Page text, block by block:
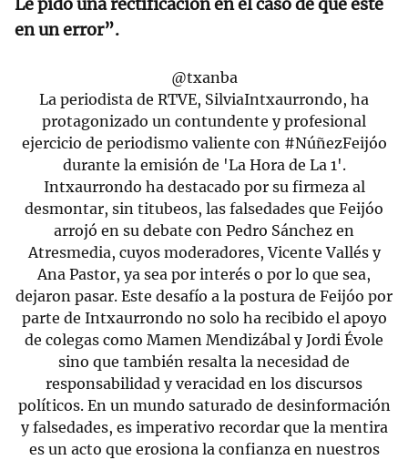
en un error”.
@txanba
La periodista de RTVE, SilviaIntxaurrondo, ha
protagonizado un contundente y profesional
ejercicio de periodismo valiente con #NúñezFeijóo
durante la emisión de 'La Hora de La 1'.
Intxaurrondo ha destacado por su firmeza al
desmontar, sin titubeos, las falsedades que Feijóo
arrojó en su debate con Pedro Sánchez en
Atresmedia, cuyos moderadores, Vicente Vallés y
Ana Pastor, ya sea por interés o por lo que sea,
dejaron pasar. Este desafío a la postura de Feijóo por
parte de Intxaurrondo no solo ha recibido el apoyo
de colegas como Mamen Mendizábal y Jordi Évole
sino que también resalta la necesidad de
responsabilidad y veracidad en los discursos
políticos. En un mundo saturado de desinformación
y falsedades, es imperativo recordar que la mentira
es un acto que erosiona la confianza en nuestros